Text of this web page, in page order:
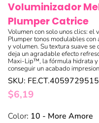
Voluminizador
Plumper Catrice
Volumen con solo unos clics:
Plumper tonos modulables
y volumen. Su textura suave
deja un agradable efecto
Maxi-Lip™, la fórmula hidrata
conseguir un acabado
SKU:
$6,19
: 10 - More Amore